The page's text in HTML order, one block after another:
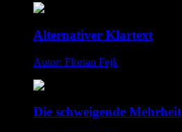
Alternativer Klartext
Autor: Florian Fejk
Die schweigende Mehrheit